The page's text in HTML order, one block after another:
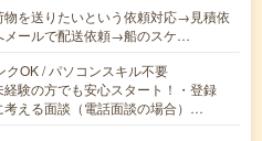
物を送りたいという依頼対応→見積依
メールで配送依頼→船のスケ…
クOK / パソコンスキル不要
経験の方でも安心スタート！・登録
考える面談（電話面談の場合）…